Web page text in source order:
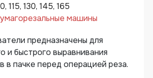
115, 130, 145, 165
машины
предназначены для
и быстрого выравнивания
в пачке перед операцией реза.